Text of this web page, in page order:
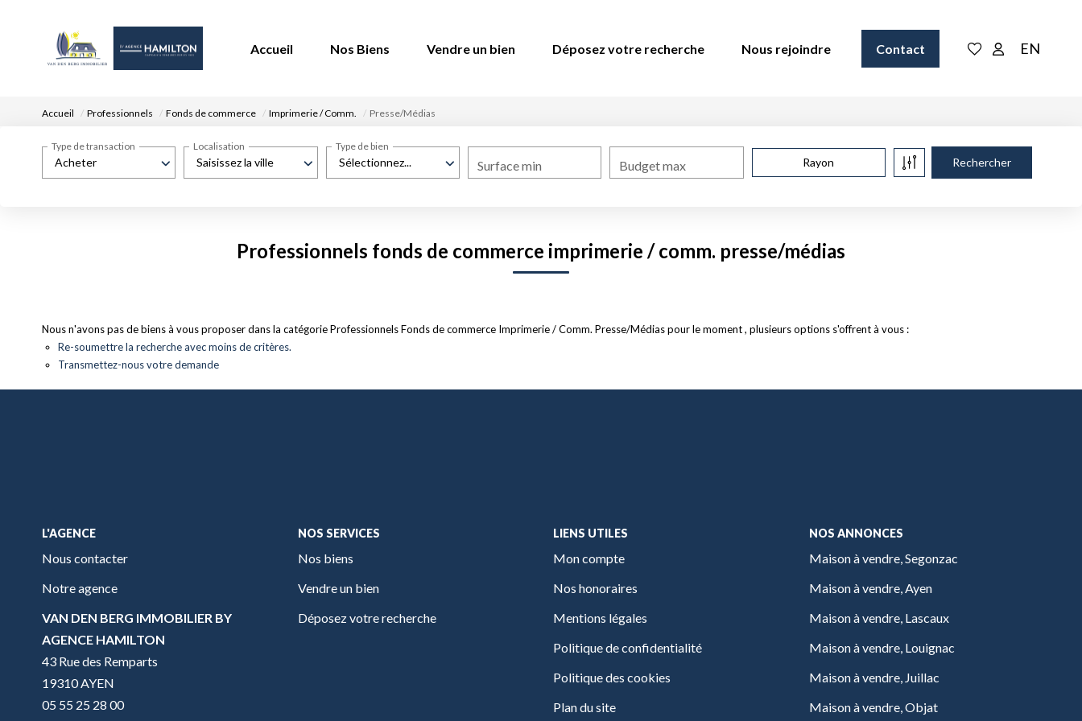
Accueil Nos Biens Vendre un bien Déposez votre recherche Nous rejoindre Contact EN
Accueil Professionnels Fonds de commerce Imprimerie / Comm. Presse/Médias
Acheter
Type de transaction
Saisissez la ville
Localisation
Sélectionnez...
Type de bien
Surface min Budget max Rayon
Professionnels fonds de commerce imprimerie / comm. presse/médias
Nous n'avons pas de biens à vous proposer dans la catégorie Professionnels Fonds de commerce Imprimerie / Comm. Presse/Médias pour le moment , plusieurs options s'offrent à vous :
Re-soumettre la recherche avec moins de critères.
Transmettez-nous votre demande
L'AGENCE
Nous contacter
Notre agence
VAN DEN BERG IMMOBILIER BY
AGENCE HAMILTON
43 Rue des Remparts
19310 AYEN
05 55 25 28 00
NOS SERVICES
Nos biens
Vendre un bien
Déposez votre recherche
LIENS UTILES
Mon compte
Nos honoraires
Mentions légales
Politique de confidentialité
Politique des cookies
Plan du site
NOS ANNONCES
Maison à vendre, Segonzac
Maison à vendre, Ayen
Maison à vendre, Lascaux
Maison à vendre, Louignac
Maison à vendre, Juillac
Maison à vendre, Objat